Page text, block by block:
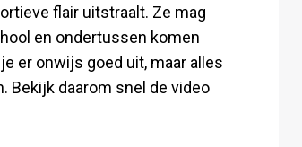
flair uitstraalt. Ze mag
en ondertussen komen
er onwijs goed uit, maar alles
Bekijk daarom snel de video